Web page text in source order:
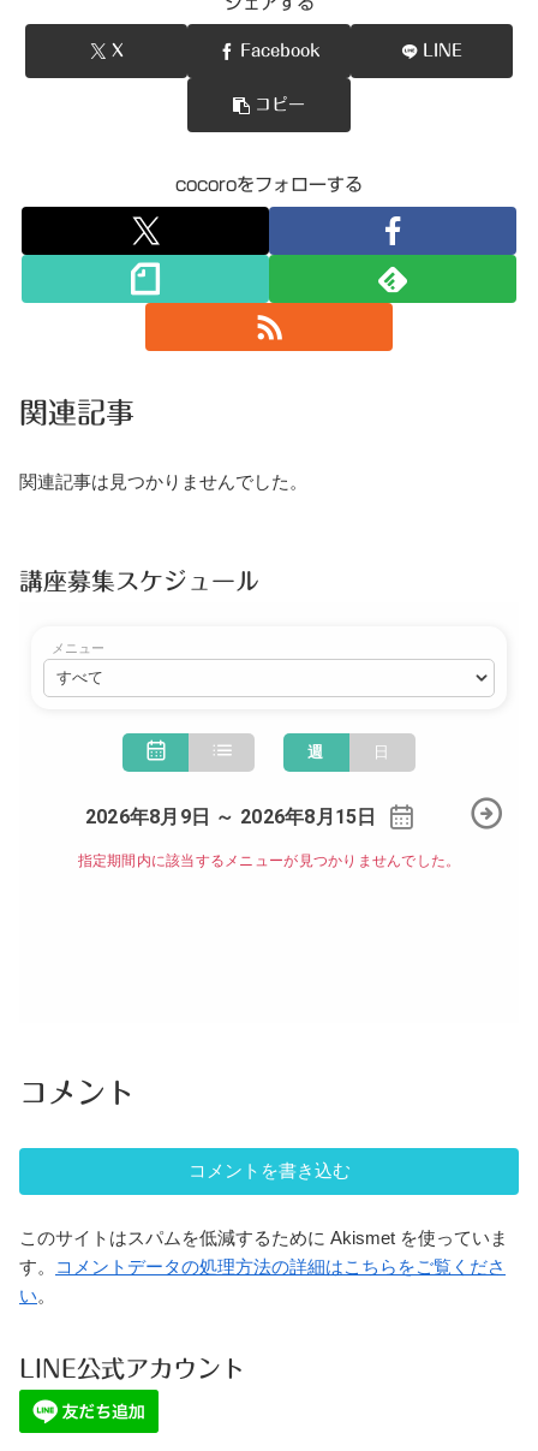
X Facebook LINE
コピー
cocoroをフォローする
関連記事
関連記事は見つかりませんでした。
講座募集スケジュール
コメント
コメントを書き込む
このサイトはスパムを低減するために Akismet を使っていま
す。
コメントデータの処理方法の詳細はこちらをご覧くださ
い。
LINE公式アカウント